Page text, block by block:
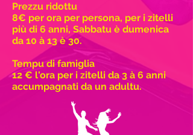
Prezzu ridottu
8€ per ora per persona, per i zitelli
più di 6 anni, Sabbatu è dumenica
da 10 à 13 è 30.
Tempu di famiglia
12 € l'ora per i zitelli da 3 à 6 anni
accumpagnati da un adultu.